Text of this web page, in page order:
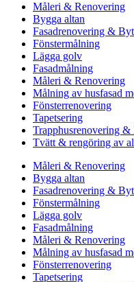
Måleri & Renovering
Bygga altan
Fasadrenovering &
Fönstermålning
Lägga golv
Fasadmålning
Måleri & Renovering
Målning av husfasad
Fönsterrenovering
Tapetsering
Trapphusrenovering
Tvätt & rengöring av
Måleri & Renovering
Bygga altan
Fasadrenovering &
Fönstermålning
Lägga golv
Fasadmålning
Måleri & Renovering
Målning av husfasad
Fönsterrenovering
Tapetsering